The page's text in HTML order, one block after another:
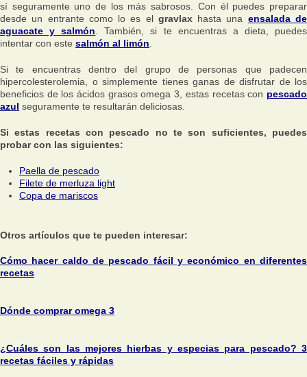
sí seguramente uno de los más sabrosos. Con él puedes preparar
desde un entrante como lo es el gravlaxhasta una ensalada de
aguacate y salmón . También, si te encuentras a dieta, puedes
intentar con este salmón al limón
Si te encuentras dentro del grupo de personas que padecen
hipercolesterolemia, o simplemente tienes ganas de disfrutar de los
beneficios de los ácidos grasos omega 3, estas recetas con pescado
azul seguramente te resultarán deliciosas.
Si estas recetas con pescado no te son suficientes, puedes
probar con las siguientes:
Paella de pescado
Filete de merluza light
Copa de mariscos
Otros artículos que te pueden interesar:
Cómo hacer caldo de pescado fácil y económico en diferentes
recetas
Dónde comprar omega 3
¿Cuáles son las mejores hierbas y especias para pescado? 3
recetas fáciles y rápidas